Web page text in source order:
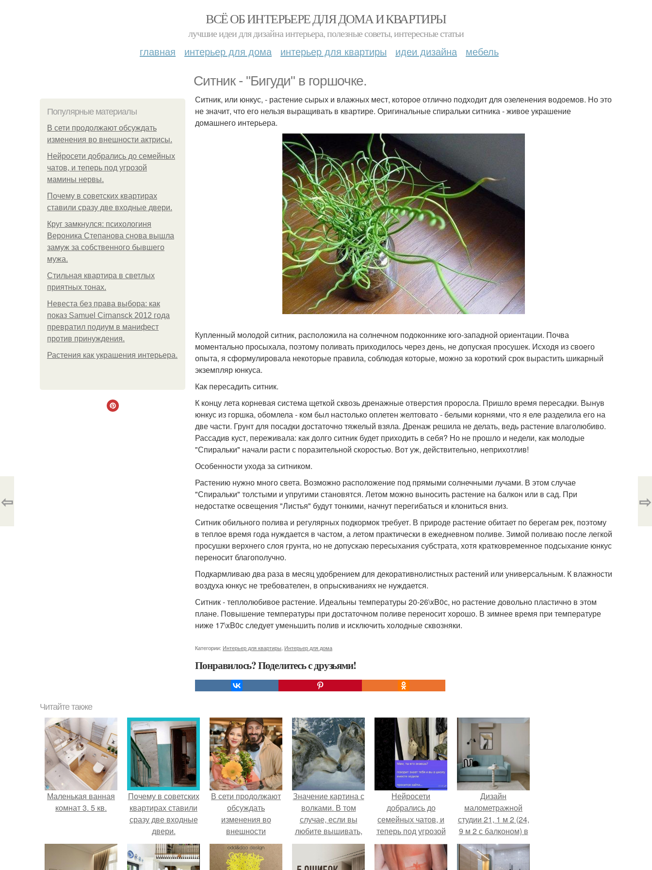
ВСЁ ОБ ИНТЕРЬЕРЕ ДЛЯ ДОМА И КВАРТИРЫ
лучшие идеи для дизайна интерьера, полезные советы, интересные статьи
главная интерьер для дома интерьер для квартиры идеи дизайна мебель
Ситник - "Бигуди" в горшочке.
Популярные материалы
В сети продолжают обсуждать
изменения во внешности актрисы.
Нейросети добрались до семейных
чатов, и теперь под угрозой
мамины нервы.
Почему в советских квартирах
ставили сразу две входные двери.
Круг замкнулся: психологиня
Вероника Степанова снова вышла
замуж за собственного бывшего
мужа.
Стильная квартира в светлых
приятных тонах.
Невеста без права выбора: как
показ Samuel Cirnansck 2012 года
превратил подиум в манифест
против принуждения.
Растения как украшения интерьера.
Ситник, или юнкус, - растение сырых и влажных мест, которое отлично подходит для озеленения водоемов. Но это
не значит, что его нельзя выращивать в квартире. Оригинальные спиральки ситника - живое украшение
домашнего интерьера.
Купленный молодой ситник, расположила на солнечном подоконнике юго-западной ориентации. Почва
моментально просыхала, поэтому поливать приходилось через день, не допуская просушек. Исходя из своего
опыта, я сформулировала некоторые правила, соблюдая которые, можно за короткий срок вырастить шикарный
экземпляр юнкуса.
Как пересадить ситник.
К концу лета корневая система щеткой сквозь дренажные отверстия проросла. Пришло время пересадки. Вынув
юнкус из горшка, обомлела - ком был настолько оплетен желтовато - белыми корнями, что я еле разделила его на
две части. Грунт для посадки достаточно тяжелый взяла. Дренаж решила не делать, ведь растение влаголюбиво.
Рассадив куст, переживала: как долго ситник будет приходить в себя? Но не прошло и недели, как молодые
"Спиральки" начали расти с поразительной скоростью. Вот уж, действительно, неприхотлив!
Особенности ухода за ситником.
Растению нужно много света. Возможно расположение под прямыми солнечными лучами. В этом случае
"Спиральки" толстыми и упругими становятся. Летом можно выносить растение на балкон или в сад. При
недостатке освещения "Листья" будут тонкими, начнут перегибаться и клониться вниз.
Ситник обильного полива и регулярных подкормок требует. В природе растение обитает по берегам рек, поэтому
в теплое время года нуждается в частом, а летом практически в ежедневном поливе. Зимой поливаю после легкой
просушки верхнего слоя грунта, но не допускаю пересыхания субстрата, хотя кратковременное подсыхание юнкус
переносит благополучно.
Подкармливаю два раза в месяц удобрением для декоративнолистных растений или универсальным. К влажности
воздуха юнкус не требователен, в опрыскиваниях не нуждается.
Ситник - теплолюбивое растение. Идеальны температуры 20-26\xB0с, но растение довольно пластично в этом
плане. Повышение температуры при достаточном поливе переносит хорошо. В зимнее время при температуре
ниже 17\xB0с следует уменьшить полив и исключить холодные сквозняки.
Категории: Интерьер для квартиры Интерьер для дома
Понравилось? Поделитесь с друзьями!
⇦ ⇨
Читайте также
Маленькая ванная
комнат 3. 5 кв.
Почему в советских
квартирах ставили
сразу две входные
двери.
В сети продолжают
обсуждать
изменения во
внешности
актрисы.
Значение картина с
волками. В том
случае, если вы
любите вышивать,
то наверняка
задумывались о
том, что означает та
Нейросети
добрались до
семейных чатов, и
теперь под угрозой
мамины нервы.
Дизайн
малометражной
студии 21, 1 м 2 (24,
9 м 2 с балконом) в
Краснодаре.